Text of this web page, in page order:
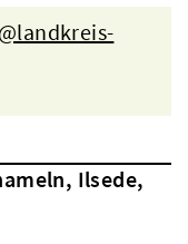
Ilsede,